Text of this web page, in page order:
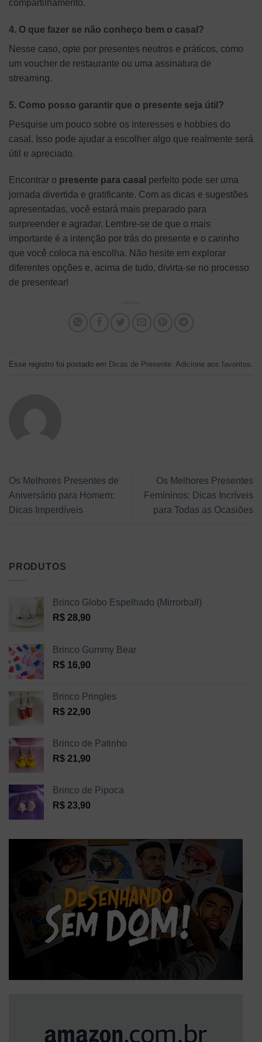
compartilhamento.
4. O que fazer se não conheço bem o casal?
Nesse caso, opte por presentes neutros e práticos, como
um voucher de restaurante ou uma assinatura de
streaming.
5. Como posso garantir que o presente seja útil?
Pesquise um pouco sobre os interesses e hobbies do
casal. Isso pode ajudar a escolher algo que realmente será
útil e apreciado.
Encontrar o presente para casal perfeito pode ser uma
jornada divertida e gratificante. Com as dicas e sugestões
apresentadas, você estará mais preparado para
surpreender e agradar. Lembre-se de que o mais
importante é a intenção por trás do presente e o carinho
que você coloca na escolha. Não hesite em explorar
diferentes opções e, acima de tudo, divirta-se no processo
de presentear!
Esse registro foi postado em Dicas de Presente Adicione aos favoritos
Os Melhores Presentes de
Aniversário para Homem:
Dicas Imperdíveis
Os Melhores Presentes
Femininos: Dicas Incríveis
para Todas as Ocasiões
PRODUTOS
Brinco Globo Espelhado (Mirrorball)
R$ 28,90
Brinco Gummy Bear
R$ 16,90
Brinco Pringles
R$ 22,90
Brinco de Patinho
R$ 21,90
Brinco de Pipoca
R$ 23,90